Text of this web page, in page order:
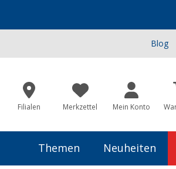
Blog
Filialen Merkzettel Mein Konto
Themen Neuheiten